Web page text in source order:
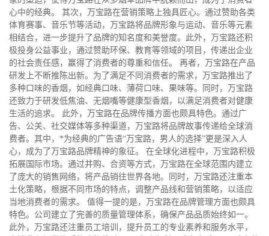
心中的经典。 其次，万宝路在营销策略上独具匠心。通过赞助各类
体育赛事、音乐节等活动，万宝路将品牌形象与运动、音乐等元素
相结合，进一步提升了品牌的知名度和美誉度。此外，万宝路还积
极投身公益事业，通过赞助环保、教育等领域的项目，传递出企业
的社会责任感，赢得了消费者的尊重和信任。 再者，万宝路在产品
研发上不断推陈出新。为了满足不同消费者的需求，万宝路推出了
多种口味的香烟，如经典口味、薄荷口味、果味等。同时，万宝路
还致力于研发低焦油、无烟嘴等健康型香烟，以满足消费者对健康
生活的追求。 此外，万宝路在品牌传播方面也颇具特色。通过广
告、公关、社交媒体等多种渠道，万宝路将品牌故事传递给全球消
费者。其中，*为经典的广告语“万宝路，男人的选择”更是深入人
心，成为了万宝路品牌精神的象征。 在全球化进程中，万宝路积极
拓展国际市场。通过并购、合资等方式，万宝路在全球范围内建立
了庞大的销售网络，将产品销往世界各地。同时，万宝路还注重本
土化策略，根据不同市场的特点，调整产品线和营销策略，以适应
当地消费者的需求。 值得一提的是，万宝路在品牌管理方面也颇具
特色。公司建立了完善的质量管理体系，确保产品品质始终如一。
此外，万宝路还注重员工培训，提升员工的专业素养和服务水平，